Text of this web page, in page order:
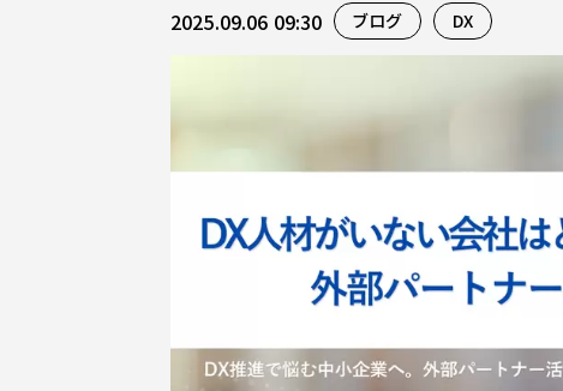
2025.09.06 09:30 ブログ DX